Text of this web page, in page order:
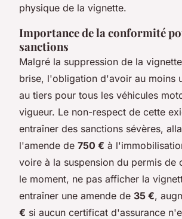
physique de la vignette.
Importance de la conformité
sanctions
Malgré la suppression de la
brise, l'obligation d'avoir au moins
au tiers pour tous les véhicules
vigueur. Le non-respect de cette
entraîner des sanctions sévères,
l'amende de 750 € à
voire à la suspension du permis de
le moment, ne pas afficher la
entraîner une amende de 35 €,
€ si aucun certificat d'assurance